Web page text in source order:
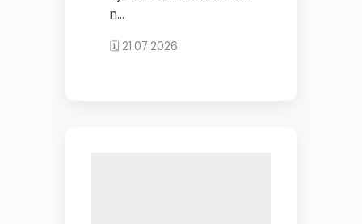
n...
🗓 21.07.2026